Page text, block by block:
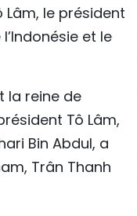
le président
et le
la reine de
Tô Lâm,
Bin Abdul, a
Trân Thanh